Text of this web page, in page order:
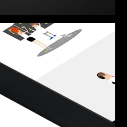
HubSpot-webb baserad